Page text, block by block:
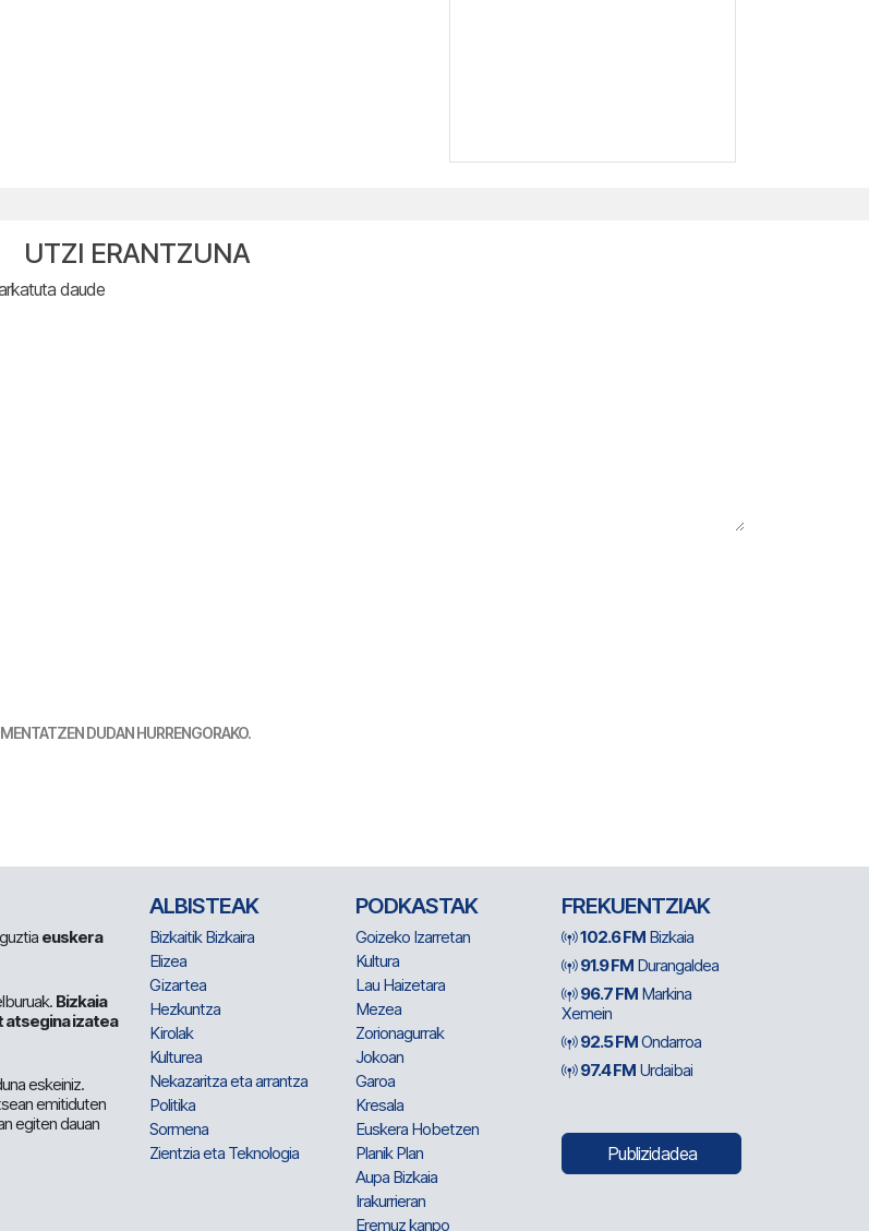
UTZI ERANTZUNA
daude
DUDAN HURRENGORAKO.
euskera
Bizkaia
atsegina izatea
eskeiniz.
emitiduten
egiten dauan
ALBISTEAK
Bizkaitik Bizkaira
Elizea
Gizartea
Hezkuntza
Kirolak
Kulturea
Nekazaritza eta arrantza
Politika
Sormena
Zientzia eta Teknologia
PODKASTAK
Goizeko Izarretan
Kultura
Lau Haizetara
Mezea
Zorionagurrak
Jokoan
Garoa
Kresala
Euskera Hobetzen
Planik Plan
Aupa Bizkaia
Irakurrieran
Eremuz kanpo
FREKUENTZIAK
102.6 FM Bizkaia
91.9 FM Durangaldea
96.7 FM Markina
Xemein
92.5 FMOndarroa
97.4 FM Urdaibai
Publizidadea